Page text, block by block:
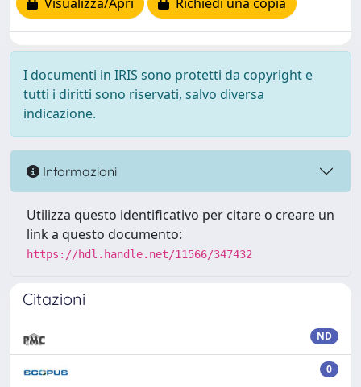
I documenti in IRIS sono protetti da copyright e
tutti i diritti sono riservati, salvo diversa
indicazione.
Informazioni
Utilizza questo identificativo per citare o creare un
link a questo documento:
https://hdl.handle.net/11566/347432
Citazioni
ND
0